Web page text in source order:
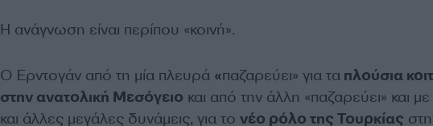
Η ανάγνωση είναι περίπου «κοινή».
Ο Ερντογάν από τη μία πλευρά «παζαρεύει» για τα πλούσια
στην ανατολική Μεσόγειο και από την άλλη «παζαρεύει» και
και άλλες μεγάλες δυνάμεις, για το νέο ρόλο της Τουρκίας